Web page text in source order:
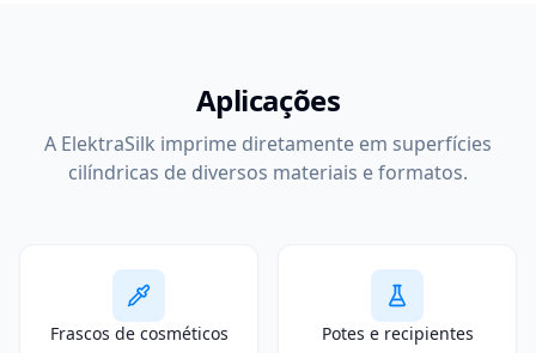
Aplicações
A ElektraSilk imprime diretamente em superfícies
cilíndricas de diversos materiais e formatos.
Frascos de cosméticos Potes e recipientes